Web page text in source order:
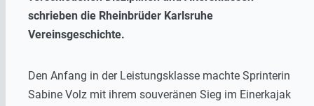
schrieben die Rheinbrüder Karlsruhe
Vereinsgeschichte.
Den Anfang in der Leistungsklasse machte Sprinterin
Sabine Volz mit ihrem souveränen Sieg im Einerkajak